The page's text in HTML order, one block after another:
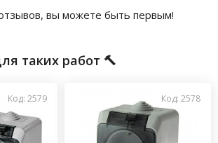
вы можете быть первым!
таких работ 🔨
Код: 2579 Код: 2578